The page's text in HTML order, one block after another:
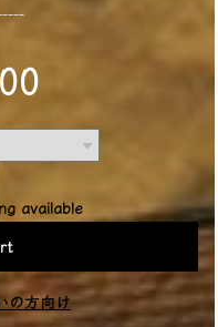
available
の方向け